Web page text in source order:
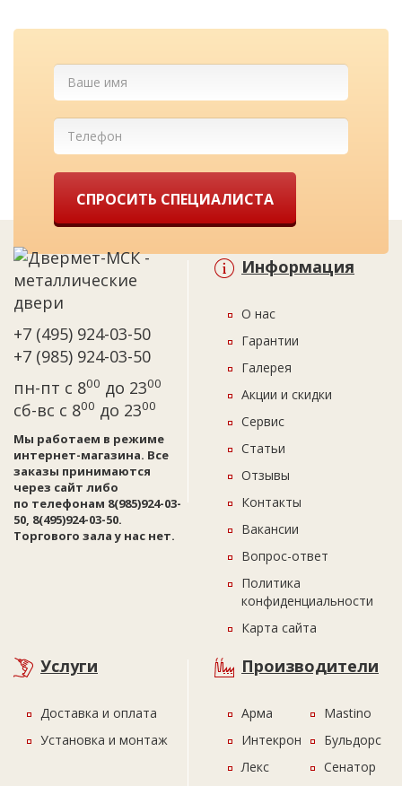
СПРОСИТЬ СПЕЦИАЛИСТА
+7 (495) 924-03-50
+7 (985) 924-03-50
пн-пт с 800 до 2300
сб-вс с 800 до 2300
Мы работаем в режиме
интернет-магазина. Все
заказы принимаются
через сайт либо
по телефонам 8(985)924-03-
50, 8(495)924-03-50.
Торгового зала у нас нет.
Информация
О нас
Гарантии
Галерея
Акции и скидки
Сервис
Статьи
Отзывы
Контакты
Вакансии
Вопрос-ответ
Политика
конфиденциальности
Карта сайта
Услуги
Доставка и оплата
Установка и монтаж
Производители
Арма
Интекрон
Лекс
Mastino
Бульдорс
Сенатор